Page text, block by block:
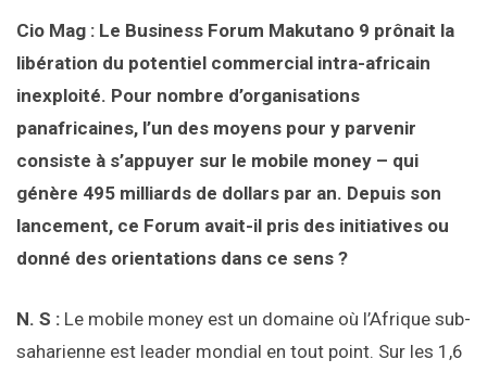
Cio Mag : Le Business Forum Makutano 9 prônait la
libération du potentiel commercial intra-africain
inexploité. Pour nombre d’organisations
panafricaines, l’un des moyens pour y parvenir
consiste à s’appuyer sur le mobile money – qui
génère 495 milliards de dollars par an. Depuis son
lancement, ce Forum avait-il pris des initiatives ou
donné des orientations dans ce sens ?
N. S : Le mobile money est un domaine où l’Afrique sub-
saharienne est leader mondial en tout point. Sur les 1,6